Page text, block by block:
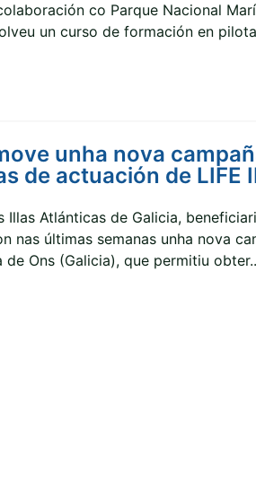
co Parque Nacional
un curso de formación en
unha nova
de actuación de LIFE
Atlánticas de Galicia,
nas últimas semanas unha nova
Ons (Galicia), que permitiu